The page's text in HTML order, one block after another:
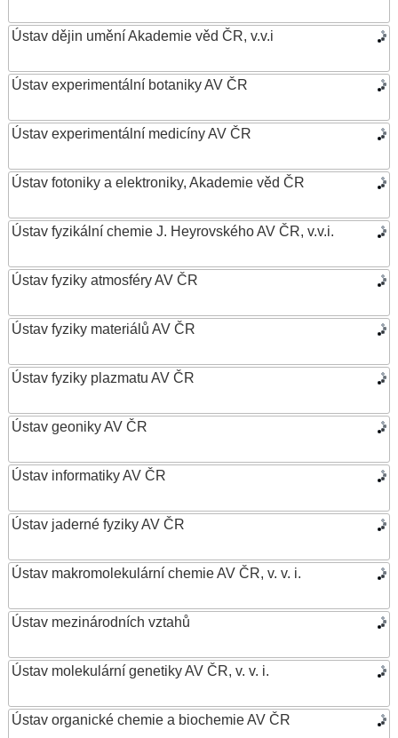
Ústav dějin umění Akademie věd ČR, v.v.i
Ústav experimentální botaniky AV ČR
Ústav experimentální medicíny AV ČR
Ústav fotoniky a elektroniky, Akademie věd ČR
Ústav fyzikální chemie J. Heyrovského AV ČR, v.v.i.
Ústav fyziky atmosféry AV ČR
Ústav fyziky materiálů AV ČR
Ústav fyziky plazmatu AV ČR
Ústav geoniky AV ČR
Ústav informatiky AV ČR
Ústav jaderné fyziky AV ČR
Ústav makromolekulární chemie AV ČR, v. v. i.
Ústav mezinárodních vztahů
Ústav molekulární genetiky AV ČR, v. v. i.
Ústav organické chemie a biochemie AV ČR